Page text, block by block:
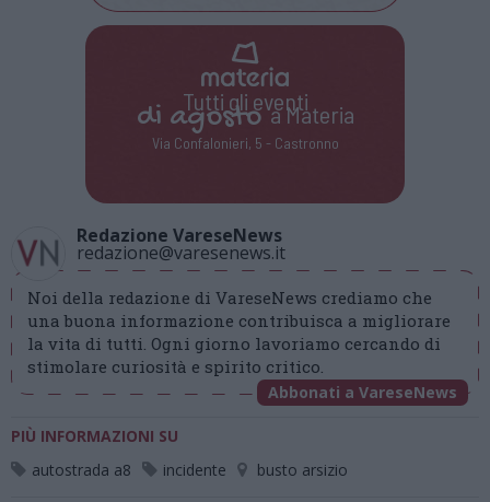
Tutti gli eventi
di agostoa Materia
Via Confalonieri, 5 - Castronno
Redazione VareseNews
redazione@varesenews.it
Noi della redazione di VareseNews crediamo che
una buona informazione contribuisca a migliorare
la vita di tutti. Ogni giorno lavoriamo cercando di
stimolare curiosità e spirito critico.
Abbonati a VareseNews
PIÙ INFORMAZIONI SU
autostrada a8
incidente busto arsizio